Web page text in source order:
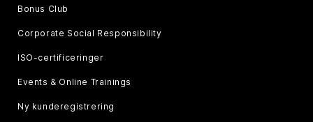
Bonus Club
Corporate Social Responsibility
ISO-certificeringer
Events & Online Trainings
Ny kunderegistrering